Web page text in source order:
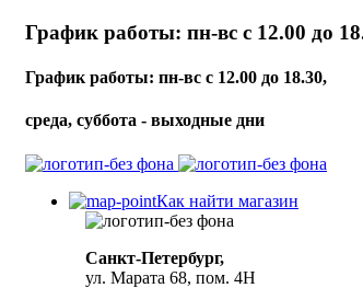
График работы: пн-вс с 12.00 до
График работы: пн-вс с 12.00 до 18.30,
среда, суббота - выходные дни
Как найти магазин
Санкт-Петербург,
ул. Марата 68, пом. 4Н